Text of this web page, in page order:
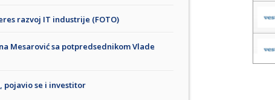
razvoj IT industrije (FOTO)
Mesarović sa potpredsednikom Vlade
pojavio se i investitor